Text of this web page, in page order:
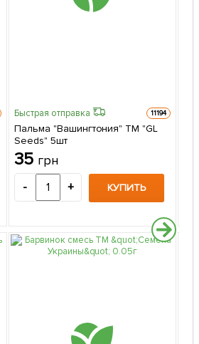
Быстрая отправка 11194
Пальма "Вашингтония" ТМ "GL
Seeds" 5шт
35 грн
- + КУПИТЬ